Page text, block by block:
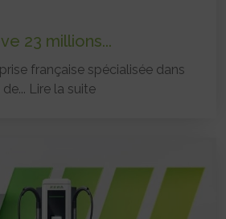
23 millions...
française spécialisée dans
Lire la suite